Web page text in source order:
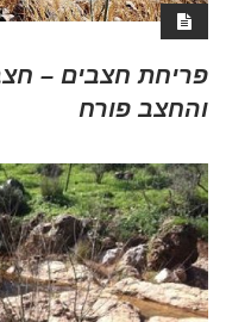
פריחת חצבים –
והחצב פורח